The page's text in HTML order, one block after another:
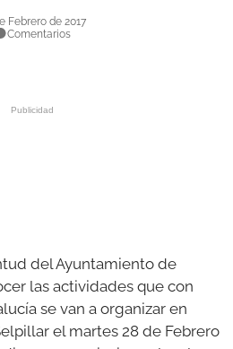
Febrero de 2017
Comentarios
del Ayuntamiento de
las actividades que con
se van a organizar en
el martes 28 de Febrero